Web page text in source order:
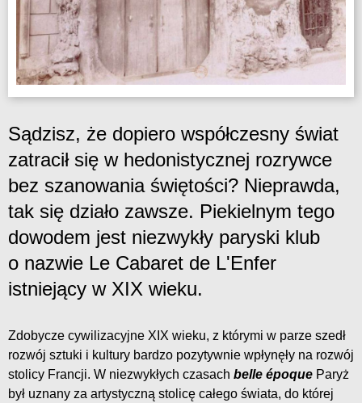
Sądzisz, że dopiero współczesny świat
zatracił się w hedonistycznej rozrywce
bez szanowania świętości? Nieprawda,
tak się działo zawsze. Piekielnym tego
dowodem jest niezwykły paryski klub
o nazwie Le Cabaret de L'Enfer
istniejący w XIX wieku.
Zdobycze cywilizacyjne XIX wieku, z którymi w parze szedł
rozwój sztuki i kultury bardzo pozytywnie wpłynęły na rozwój
stolicy Francji. W niezwykłych czasach belle époque Paryż
był uznany za artystyczną stolicę całego świata, do której